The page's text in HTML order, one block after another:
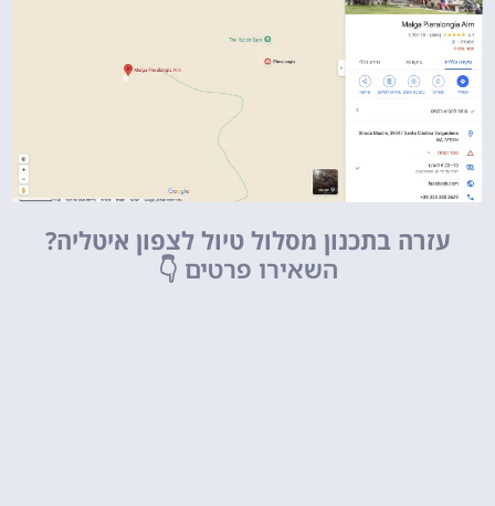
עזרה בתכנון מסלול טיול לצפון איטליה?
השאירו פרטים 👇